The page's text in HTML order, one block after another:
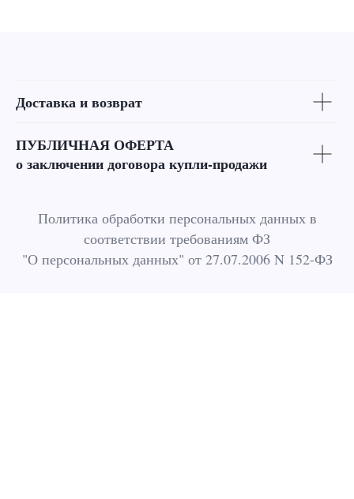
Доставка и возврат
ПУБЛИЧНАЯ ОФЕРТА
о заключении договора купли-продажи
Политика обработки персональных данных в
соответствии требованиям ФЗ
"О персональных данных" от 27.07.2006 N 152-ФЗ